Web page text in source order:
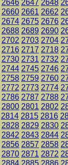
2646 2647 2648
2660 2661 2662
2674 2675 2676
2688 2689 2690
2702 2703 2704
2716 2717 2718
2730 2731 2732
2744 2745 2746
2758 2759 2760
2772 2773 2774
2786 2787 2788
2800 2801 2802
2814 2815 2816
2828 2829 2830
2842 2843 2844
2856 2857 2858
2870 2871 2872
2884 2885 2886